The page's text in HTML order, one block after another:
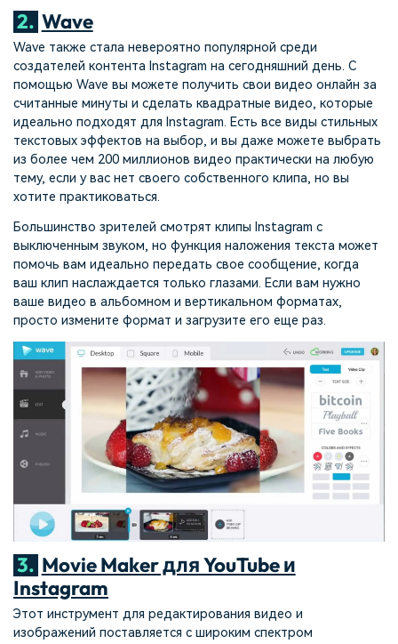
2. Wave
Wave также стала невероятно популярной среди
создателей контента Instagram на сегодняшний день. С
помощью Wave вы можете получить свои видео онлайн за
считанные минуты и сделать квадратные видео, которые
идеально подходят для Instagram. Есть все виды стильных
текстовых эффектов на выбор, и вы даже можете выбрать
из более чем 200 миллионов видео практически на любую
тему, если у вас нет своего собственного клипа, но вы
хотите практиковаться.
Большинство зрителей смотрят клипы Instagram с
выключенным звуком, но функция наложения текста может
помочь вам идеально передать свое сообщение, когда
ваш клип наслаждается только глазами. Если вам нужно
ваше видео в альбомном и вертикальном форматах,
просто измените формат и загрузите его еще раз.
3. Movie Maker для YouTube и
Instagram
Этот инструмент для редактирования видео и
изображений поставляется с широким спектром